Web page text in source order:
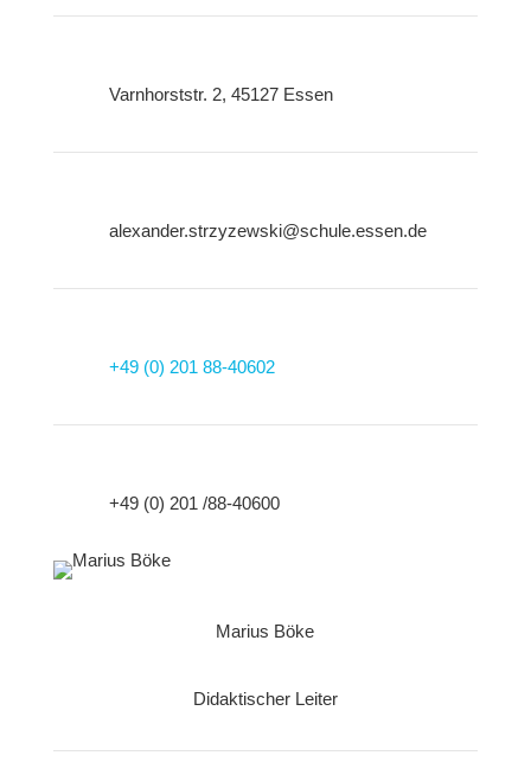
Varnhorststr. 2, 45127 Essen
alexander.strzyzewski@schule.essen.de
+49 (0) 201 88-40602
+49 (0) 201 /88-40600
Marius Böke
Didaktischer Leiter